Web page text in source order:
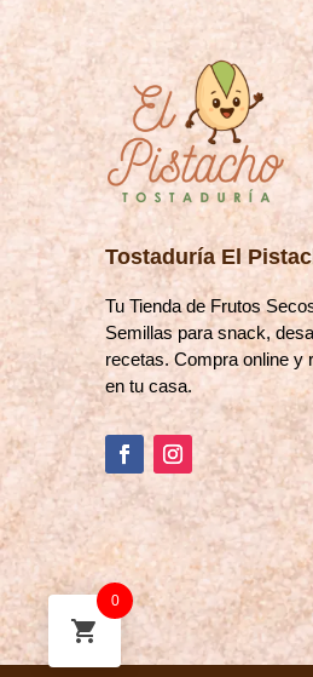
Tostaduría El
Tu Tienda de Frutos
Semillas para snack,
recetas. Compra online y
en tu casa.
0